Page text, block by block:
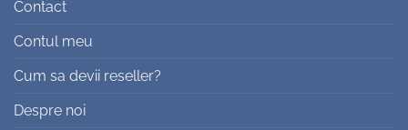
Contact
Contul meu
Cum sa devii reseller?
Despre noi